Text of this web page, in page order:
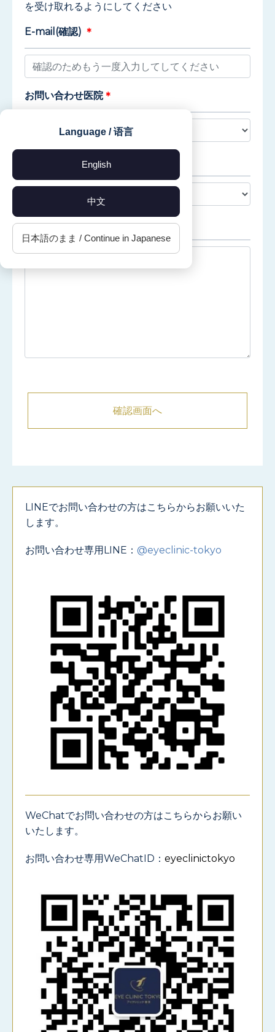
Language / 语言
English
中文
日本語のまま / Continue in Japanese
を受け取れるようにしてください
E-mail(確認) ＊
お問い合わせ医院＊
お問い合わせ種別
お問い合わせ内容詳細＊
確認画面へ
LINEでお問い合わせの方はこちらからお願いいた
します。
お問い合わせ専用LINE： @eyeclinic-tokyo
WeChatでお問い合わせの方はこちらからお願い
いたします。
お問い合わせ専用WeChatID： eyeclinictokyo